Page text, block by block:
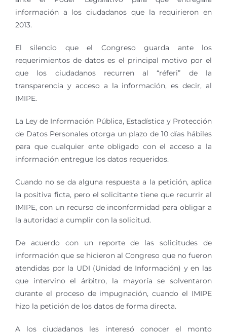
información a los ciudadanos que la requirieron en
2013.
El silencio que el Congreso guarda ante los
requerimientos de datos es el principal motivo por el
que los ciudadanos recurren al “réferi” de la
transparencia y acceso a la información, es decir, al
IMIPE.
La Ley de Información Pública, Estadística y Protección
de Datos Personales otorga un plazo de 10 días hábiles
para que cualquier ente obligado con el acceso a la
información entregue los datos requeridos.
Cuando no se da alguna respuesta a la petición, aplica
la positiva ficta, pero el solicitante tiene que recurrir al
IMIPE, con un recurso de inconformidad para obligar a
la autoridad a cumplir con la solicitud.
De acuerdo con un reporte de las solicitudes de
información que se hicieron al Congreso que no fueron
atendidas por la UDI (Unidad de Información) y en las
que intervino el árbitro, la mayoría se solventaron
durante el proceso de impugnación, cuando el IMIPE
hizo la petición de los datos de forma directa.
A los ciudadanos les interesó conocer el monto